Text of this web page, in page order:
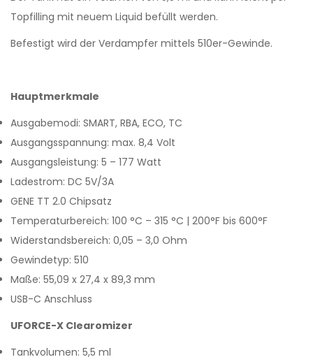
Topfilling mit neuem Liquid befüllt werden.
Befestigt wird der Verdampfer mittels 510er-Gewinde.
Hauptmerkmale
Ausgabemodi: SMART, RBA, ECO, TC
Ausgangsspannung: max. 8,4 Volt
Ausgangsleistung: 5 – 177 Watt
Ladestrom: DC 5V/3A
GENE TT 2.0 Chipsatz
Temperaturbereich: 100 °C – 315 °C | 200°F bis 600°F
Widerstandsbereich: 0,05 – 3,0 Ohm
Gewindetyp: 510
Maße: 55,09 x 27,4 x 89,3 mm
USB-C Anschluss
UFORCE-X Clearomizer
Tankvolumen: 5,5 ml